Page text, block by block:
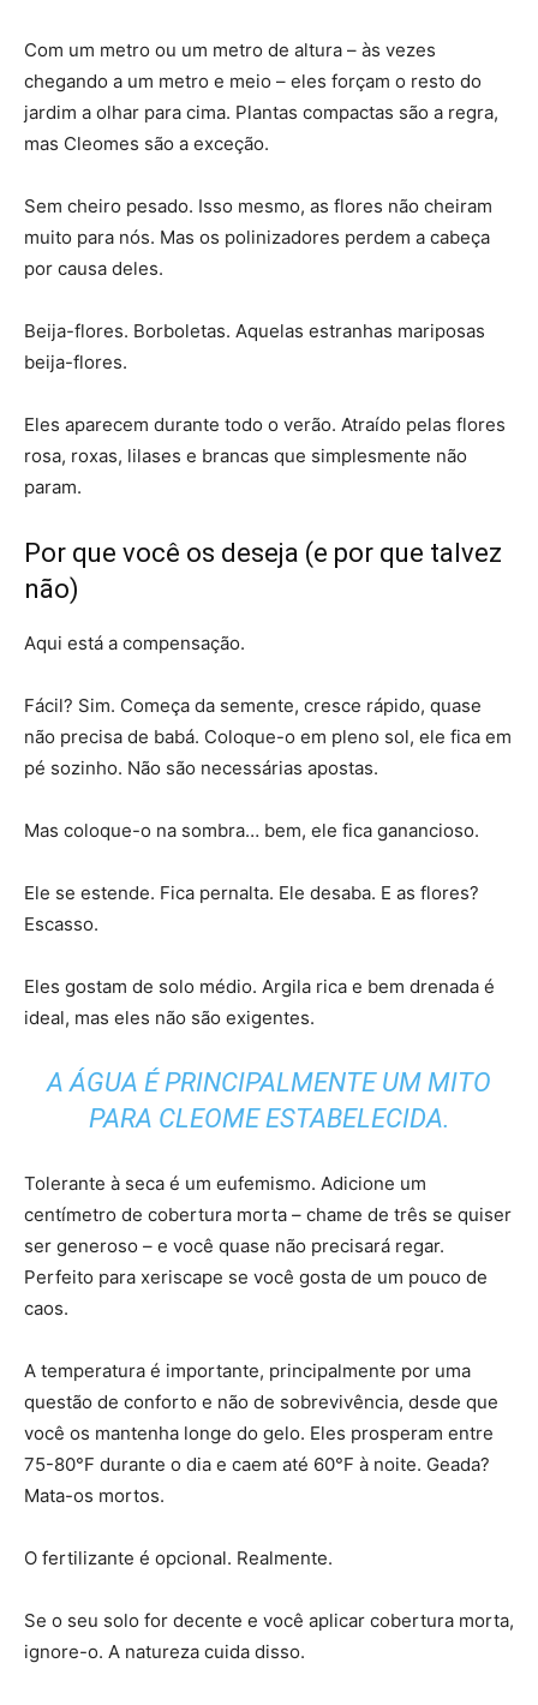
Com um metro ou um metro de altura – às vezes
chegando a um metro e meio – eles forçam o resto do
jardim a olhar para cima. Plantas compactas são a regra,
mas Cleomes são a exceção.
Sem cheiro pesado. Isso mesmo, as flores não cheiram
muito para nós. Mas os polinizadores perdem a cabeça
por causa deles.
Beija-flores. Borboletas. Aquelas estranhas mariposas
beija-flores.
Eles aparecem durante todo o verão. Atraído pelas flores
rosa, roxas, lilases e brancas que simplesmente não
param.
Por que você os deseja (e por que talvez
não)
Aqui está a compensação.
Fácil? Sim. Começa da semente, cresce rápido, quase
não precisa de babá. Coloque-o em pleno sol, ele fica em
pé sozinho. Não são necessárias apostas.
Mas coloque-o na sombra… bem, ele fica ganancioso.
Ele se estende. Fica pernalta. Ele desaba. E as flores?
Escasso.
Eles gostam de solo médio. Argila rica e bem drenada é
ideal, mas eles não são exigentes.
A ÁGUA É PRINCIPALMENTE UM MITO
PARA CLEOME ESTABELECIDA.
Tolerante à seca é um eufemismo. Adicione um
centímetro de cobertura morta – chame de três se quiser
ser generoso – e você quase não precisará regar.
Perfeito para xeriscape se você gosta de um pouco de
caos.
A temperatura é importante, principalmente por uma
questão de conforto e não de sobrevivência, desde que
você os mantenha longe do gelo. Eles prosperam entre
75-80°F durante o dia e caem até 60°F à noite. Geada?
Mata-os mortos.
O fertilizante é opcional. Realmente.
Se o seu solo for decente e você aplicar cobertura morta,
ignore-o. A natureza cuida disso.